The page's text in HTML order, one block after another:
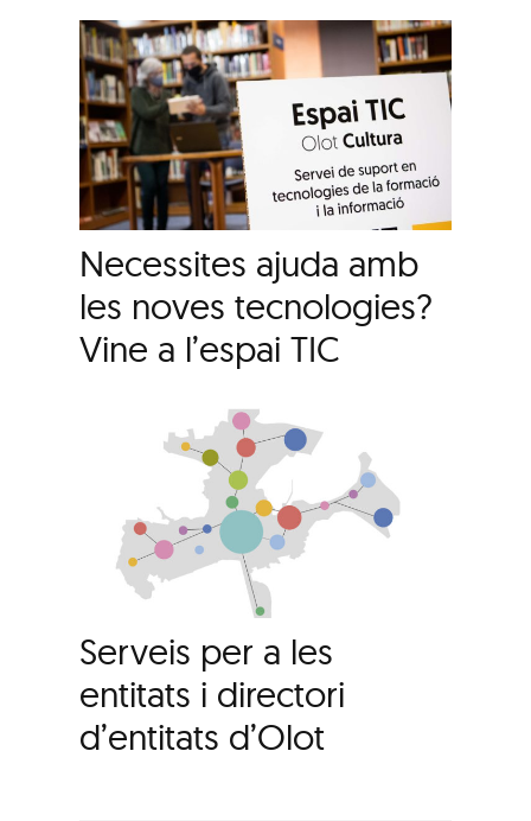
Necessites ajuda amb
les noves tecnologies?
Vine a l’espai TIC
Serveis per a les
entitats i directori
d’entitats d’Olot